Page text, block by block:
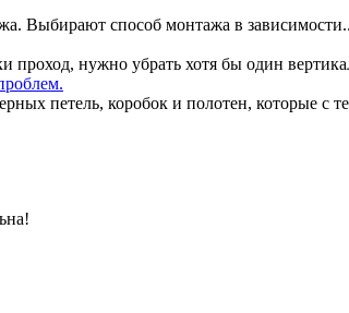
Выбирают способ монтажа в
проход, нужно убрать хотя бы один
петель, коробок и полотен, которые с